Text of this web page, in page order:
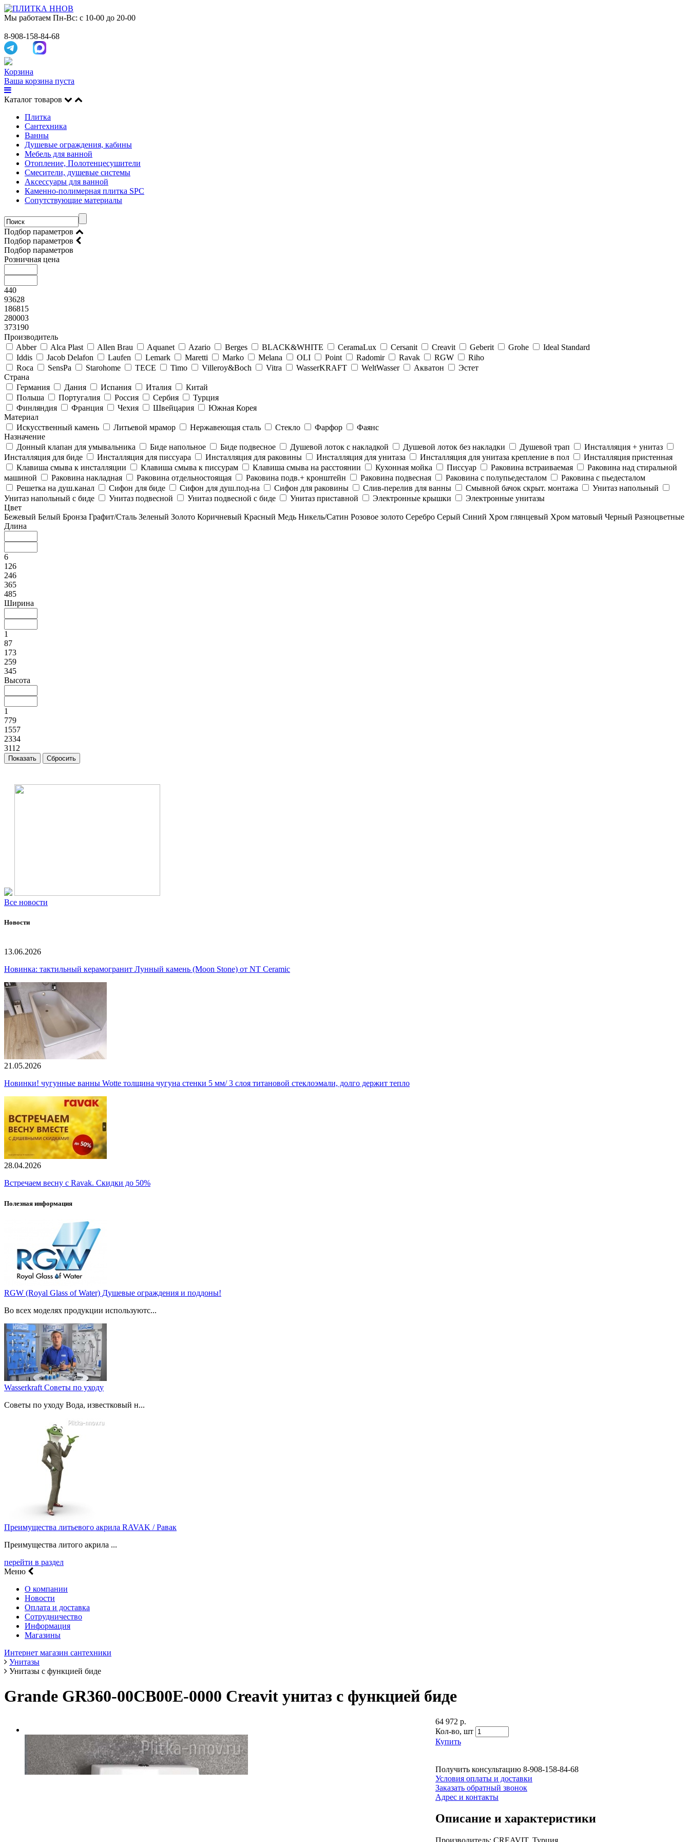
Мы работаем Пн-Вс: с 10-00 до 20-00
8-908-158-84-68
Корзина
Ваша корзина пуста
Каталог товаров
Плитка
Сантехника
Ванны
Душевые ограждения, кабины
Мебель для ванной
Отопление, Полотенцесушители
Смесители, душевые системы
Аксессуары для ванной
Каменно-полимерная плитка SPC
Сопутствующие материалы
Подбор параметров
Подбор параметров
Подбор параметров
Розничная цена
440
93628
186815
280003
373190
Производитель
Abber
Alca Plast Allen Brau Aquanet Azario Berges BLACK&WHITE CeramaLux Cersanit Creavit Geberit Grohe
Ideal Standard
Iddis
Jacob Delafon Laufen Lemark Maretti Marko Melana OLI Point Radomir Ravak RGW
Riho
Roca
SensPa Starohome TECE Timo Villeroy&Boсh Vitra WasserKRAFT WeltWasser Акватон
Эстет
Страна
Германия
Дания Испания Италия
Китай
Польша
Португалия Россия Сербия
Турция
Финляндия
Франция Чехия Швейцария
Южная Корея
Материал
Искусственный камень
Литьевой мрамор Нержавеющая сталь Стекло Фарфор
Фаянс
Назначение
Донный клапан для умывальника
Биде напольное Биде подвесное Душевой лоток с накладкой Душевой лоток без накладки Душевой трап
Инсталляция + унитаз
Инсталляция для биде
Инсталляция для писсуара Инсталляция для раковины Инсталляция для унитаза Инсталляция для унитаза крепление в пол
Инсталляция пристенная
Клавиша смыва к инсталляции
Клавиша смыва к писсурам Клавиша смыва на расстоянии Кухонная мойка Писсуар Раковина встраиваемая
Раковина над стиральной
машиной
Раковина накладная Раковина отдельностоящая Раковина подв.+ кронштейн Раковина подвесная Раковина с полупьедесталом
Раковина с пьедесталом
Решетка на душ.канал
Сифон для биде Сифон для душ.под-на Сифон для раковины Слив-перелив для ванны Смывной бачок скрыт. монтажа
Унитаз напольный
Унитаз напольный с биде
Унитаз подвесной Унитаз подвесной с биде Унитаз приставной Электронные крышки
Электронные унитазы
Цвет
Бежевый Белый Бронза Графит/Сталь Зеленый Золото Коричневый Красный Медь Никель/Сатин Розовое золото Серебро Серый Синий Хром глянцевый Хром матовый Черный Разноцветные
Длина
6
126
246
365
485
Ширина
1
87
173
259
345
Высота
1
779
1557
2334
3112
Все новости
Новости
13.06.2026
Новинка: тактильный керамогранит Лунный камень (Moon Stone) от NT Ceramic
21.05.2026
Новинки! чугунные ванны Wotte толщина чугуна стенки 5 мм/ 3 слоя титановой стеклоэмали, долго держит тепло
28.04.2026
Встречаем весну с Ravak. Скидки до 50%
Полезная информация
RGW (Royal Glass of Water) Душевые ограждения и поддоны!
Во всех моделях продукции используютс...
Wasserkraft Советы по уходу
Советы по уходу Вода, известковый н...
Преимущества литьевого акрила RAVAK / Равак
Преимущества литого акрила ...
перейти в раздел
Меню
О компании
Новости
Оплата и доставка
Сотрудничество
Информация
Магазины
Интернет магазин сантехники
Унитазы
Унитазы с функцией биде
Grande GR360-00CB00E-0000 Creavit унитаз с функцией биде
64 972 р.
Кол-во, шт
Купить
Получить консультацию 8-908-158-84-68
Условия оплаты и доставки
Заказать обратный звонок
Адрес и контакты
Описание и характеристики